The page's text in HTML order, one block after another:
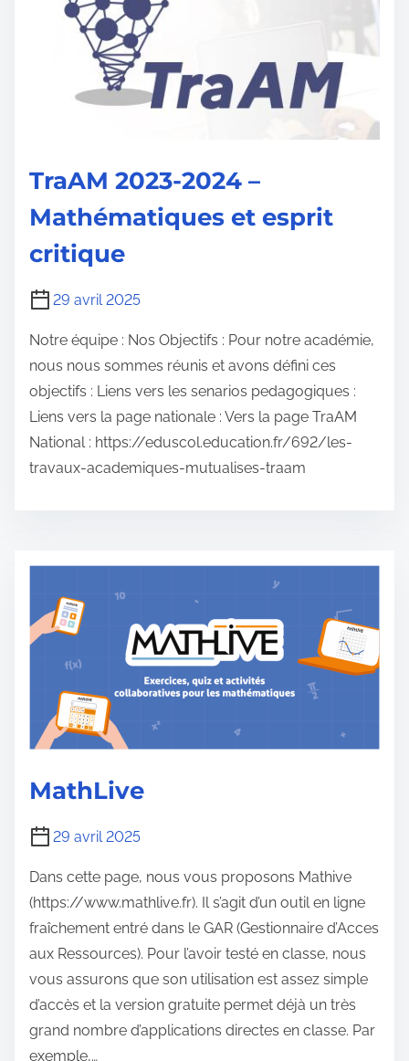
TraAM 2023-2024 –
Mathématiques et esprit
critique
29 avril 2025
Notre équipe : Nos Objectifs : Pour notre académie,
nous nous sommes réunis et avons défini ces
objectifs : Liens vers les senarios pedagogiques :
Liens vers la page nationale : Vers la page TraAM
National : https://eduscol.education.fr/692/les-
travaux-academiques-mutualises-traam
MathLive
29 avril 2025
Dans cette page, nous vous proposons Mathive
(https://www.mathlive.fr). Il s’agit d’un outil en ligne
fraîchement entré dans le GAR (Gestionnaire d’Acces
aux Ressources). Pour l’avoir testé en classe, nous
vous assurons que son utilisation est assez simple
d’accès et la version gratuite permet déjà un très
grand nombre d’applications directes en classe. Par
exemple,…